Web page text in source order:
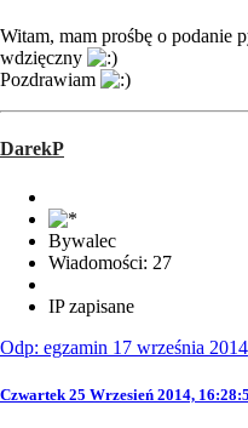
Witam, mam prośbę o podanie
wdzięczny
Pozdrawiam
DarekP
Bywalec
Wiadomości: 27
IP zapisane
Odp: egzamin 17 września 2014
Czwartek 25 Wrzesień 2014,